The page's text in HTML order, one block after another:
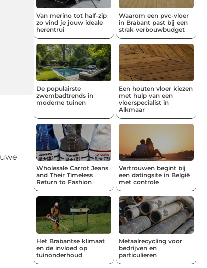
Van merino tot half-zip
zo vind je jouw ideale
herentrui
Waarom een pvc-vloer
in Brabant past bij een
strak verbouwbudget
De populairste
zwembadtrends in
moderne tuinen
Een houten vloer kiezen
met hulp van een
vloerspecialist in
Alkmaar
Wholesale Carrot Jeans
and Their Timeless
Return to Fashion
Vertrouwen begint bij
een datingsite in België
met controle
Het Brabantse klimaat
en de invloed op
tuinonderhoud
Metaalrecycling voor
bedrijven en
particulieren